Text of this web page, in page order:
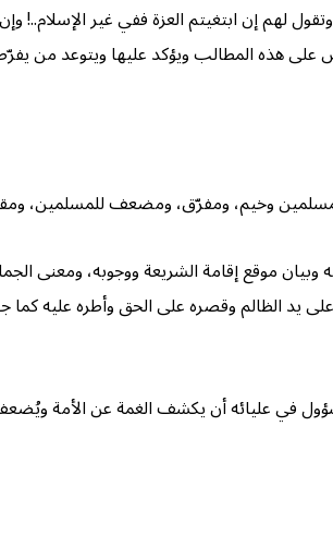
لهم إن ابتغيتم العزة ففي غير الإسلام..!
على هذه المطالب ويؤكد عليها ويتوعد من
وخيم، ومفرّق، ومضعف للمسلمين، ومقوٍّ
موقع إقامة الشريعة ووجوبه، ومعنى
يد الظالم وقصره على الحق وأطره عليه
في عليائه أن يكشف الغمة عن الأمة